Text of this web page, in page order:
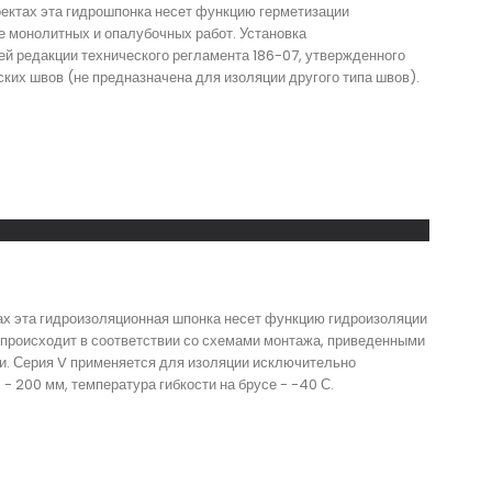
эта гидрошпонка несет функцию герметизации
и опалубочных работ. Установка
технического регламента 186-07, утвержденного
швов (не предназначена для изоляции другого типа швов).
гидроизоляционная шпонка несет функцию гидроизоляции
в соответствии со схемами монтажа, приведенными
Серия V применяется для изоляции исключительно
200 мм, температура гибкости на брусе - -40 С.